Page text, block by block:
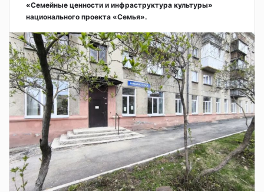
«Семейные ценности и инфраструктура культуры»
национального проекта «Семья».